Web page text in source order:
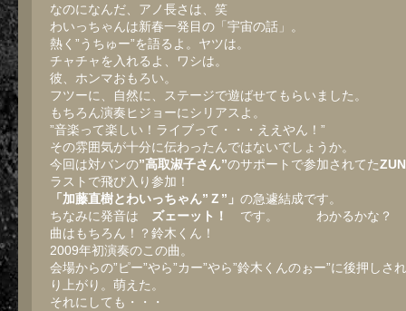
なのになんだ、アノ長さは、笑
わいっちゃんは新春一発目の「宇宙の話」。
熱く”うちゅー”を語るよ。ヤツは。
チャチャを入れるよ、ワシは。
彼、ホンマおもろい。
フツーに、自然に、ステージで遊ばせてもらいました。
もちろん演奏ヒジョーにシリアスよ。
”音楽って楽しい！ライブって・・・ええやん！”
その雰囲気が十分に伝わったんではないでしょうか。
今回は対バンの”高取淑子さん”のサポートで参加されてた
ラストで飛び入り参加！
「加藤直樹とわいっちゃん”Ｚ”」 の急遽結成です。
ちなみに発音は
ズェーット！
です。 わかるかな？
曲はもちろん！？鈴木くん！
2009年初演奏のこの曲。
会場からの”ピー”やら”カー”やら”鈴木くんのぉー”に後押しさ
り上がり。萌えた。
それにしても・・・